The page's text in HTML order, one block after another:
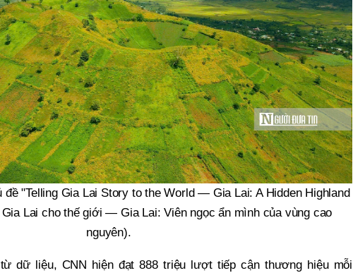
đề "Telling Gia Lai Story to the World — Gia Lai: A Hidden Highland
Lai cho thế giới — Gia Lai: Viên ngọc ẩn mình của vùng cao
nguyên).
dữ liệu, CNN hiện đạt 888 triệu lượt tiếp cận thương hiệu mỗi